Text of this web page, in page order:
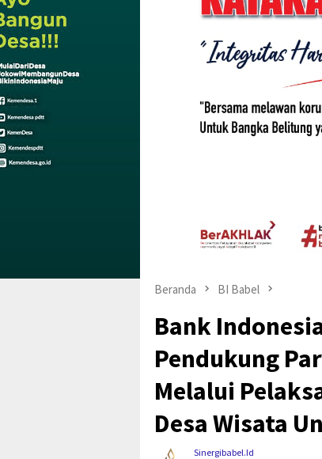
Beranda BI Babel
Bank
Pendukung
Melalui
Desa Wisata
Sinergibabel.id